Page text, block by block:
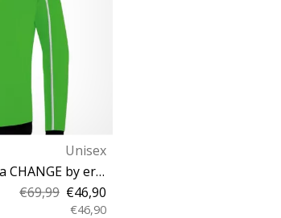
Unisex
Sudadera con capucha CHANGE by erima Training Jacket with hood
€69,99 €46,90
€46,90